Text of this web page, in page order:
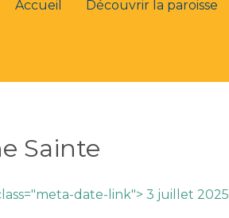
Accueil Découvrir la paroisse
Sainte
date-link"> 3 juillet 2025